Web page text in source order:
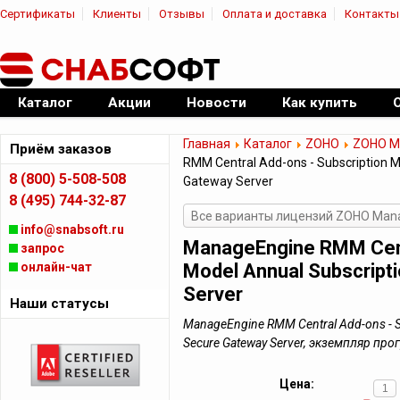
Сертификаты Клиенты Отзывы Оплата и доставка Контакты
Официальный дилер ПО
Каталог Акции Новости Как купить
Главная Каталог ZOHO
ZOHO
RMM Central Add-ons - Subscription
Gateway Server
Все варианты лицензий ZOHO
ManageEngine RMM
Model Annual
Server
ManageEngine RMM Central Add-ons
Secure Gateway Server, экземпляр
Цена:
Приём заказов
8 (800) 5-508-508
8 (495) 744-32-87
info@snabsoft.ru
запрос
онлайн-чат
Наши статусы